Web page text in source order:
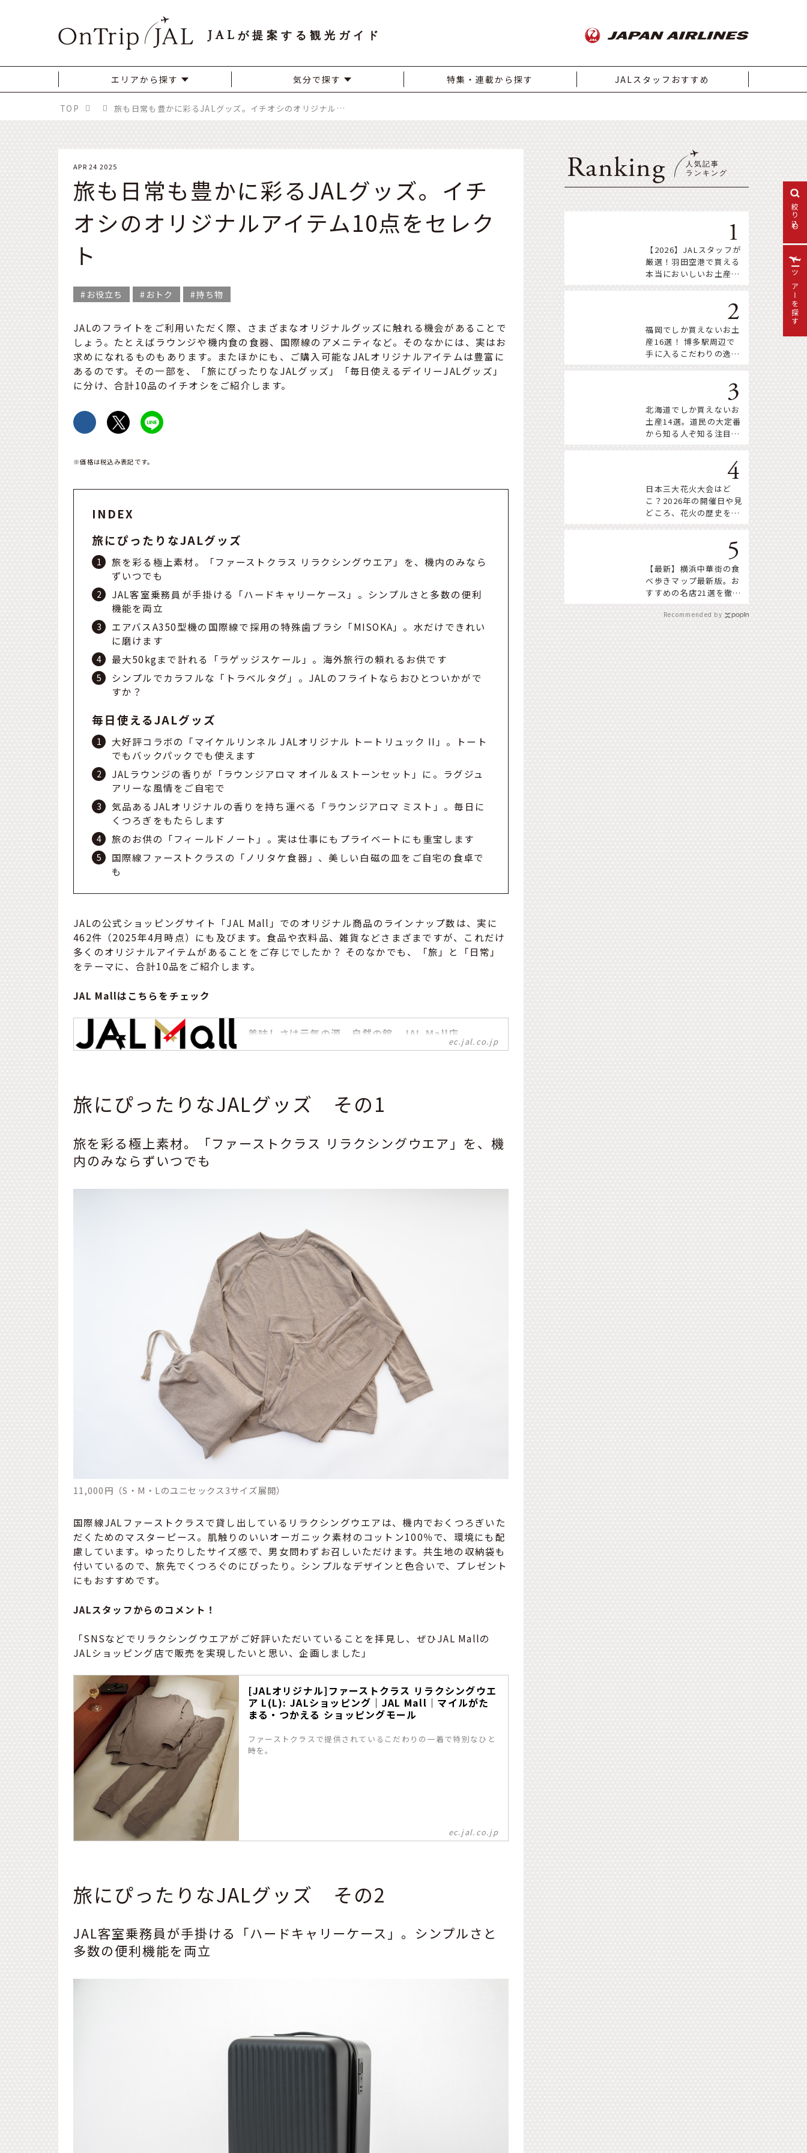
絞り込む
JAL が提案する観光ガイド
エリアから探す 気分で探す 特集・連載から探す JALスタッフおすすめ
TOP 旅も日常も豊かに彩るJALグッズ。イチオシのオリジナルアイテム10点をセレクト
APR 24 2025
旅も日常も豊かに彩るJALグッズ。イチ
オシのオリジナルアイテム10点をセレク
ト
お役立ち おトク 持ち物
JALのフライトをご利用いただく際、さまざまなオリジナルグッズに触れる機会があることで
しょう。たとえばラウンジや機内食の食器、国際線のアメニティなど。そのなかには、実はお
求めになれるものもあります。またほかにも、ご購入可能なJALオリジナルアイテムは豊富に
あるのです。その一部を、「旅にぴったりなJALグッズ」「毎日使えるデイリーJALグッズ」
に分け、合計10品のイチオシをご紹介します。
※価格は税込み表記です。
INDEX
旅にぴったりなJALグッズ
旅を彩る極上素材。「ファーストクラス リラクシングウエア」を、機内のみなら
ずいつでも
JAL客室乗務員が手掛ける「ハードキャリーケース」。シンプルさと多数の便利
機能を両立
エアバスA350型機の国際線で採用の特殊歯ブラシ「MISOKA」。水だけできれい
に磨けます
最大50kgまで計れる「ラゲッジスケール」。海外旅行の頼れるお供です
シンプルでカラフルな「トラベルタグ」。JALのフライトならおひとついかがで
すか？
毎日使えるJALグッズ
大好評コラボの「マイケルリンネル JALオリジナル トートリュック II」。トート
でもバックパックでも使えます
JALラウンジの香りが「ラウンジアロマ オイル＆ストーンセット」に。ラグジュ
アリーな風情をご自宅で
気品あるJALオリジナルの香りを持ち運べる「ラウンジアロマ ミスト」。毎日に
くつろぎをもたらします
旅のお供の「フィールドノート」。実は仕事にもプライベートにも重宝します
国際線ファーストクラスの「ノリタケ食器」、美しい白磁の皿をご自宅の食卓で
も
JALの公式ショッピングサイト「JAL Mall」でのオリジナル商品のラインナップ数は、実に
462件（2025年4月時点）にも及びます。食品や衣料品、雑貨などさまざまですが、これだけ
多くのオリジナルアイテムがあることをご存じでしたか？ そのなかでも、「旅」と「日常」
をテーマに、合計10品をご紹介します。
JAL Mallはこちらをチェック
美味しさは元気の源 自然の館 JAL Mall店
ec.jal.co.jp
旅にぴったりなJALグッズ その1
旅を彩る極上素材。「ファーストクラス リラクシングウエア」を、機
内のみならずいつでも
11,000円（S・M・Lのユニセックス3サイズ展開）
国際線JALファーストクラスで貸し出しているリラクシングウエアは、機内でおくつろぎいた
だくためのマスターピース。肌触りのいいオーガニック素材のコットン100％で、環境にも配
慮しています。ゆったりしたサイズ感で、男女問わずお召しいただけます。共生地の収納袋も
付いているので、旅先でくつろぐのにぴったり。シンプルなデザインと色合いで、プレゼント
にもおすすめです。
JALスタッフからのコメント！
「SNSなどでリラクシングウエアがご好評いただいていることを拝見し、ぜひJAL Mallの
JALショッピング店で販売を実現したいと思い、企画しました」
[JALオリジナル]ファーストクラス リラクシングウエ
ア L(L): JALショッピング｜JAL Mall｜マイルがた
まる・つかえる ショッピングモール
ファーストクラスで提供されているこだわりの一着で特別なひと
時を。
ec.jal.co.jp
旅にぴったりなJALグッズ その2
JAL客室乗務員が手掛ける「ハードキャリーケース」。シンプルさと
多数の便利機能を両立
Ranking
【2026】JALスタッフが
厳選！羽田空港で買える
本当においしいお土産18
福岡でしか買えないお土
産16選！ 博多駅周辺で
手に入るこだわりの逸品
北海道でしか買えないお
土産14選。道民の大定番
から知る人ぞ知る注目株
日本三大花火大会はど
こ？2026年の開催日や見
どころ、花火の歴史を知
【最新】横浜中華街の食
べ歩きマップ最新版。お
すすめの名店21選を徹底
Recommended by
ツアーを探す